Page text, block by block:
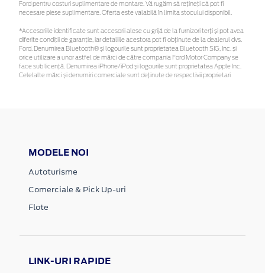
Ford pentru costuri suplimentare de montare. Vă rugăm să rețineți că pot fi
necesare piese suplimentare. Oferta este valabilă în limita stocului disponibil.
*Accesoriile identificate sunt accesorii alese cu grijă de la furnizori terți și pot avea
diferite condiții de garanție, iar detaliile acestora pot fi obținute de la dealerul dvs.
Ford. Denumirea Bluetooth® și logourile sunt proprietatea Bluetooth SIG, Inc. și
orice utilizare a unor astfel de mărci de către compania Ford Motor Company se
face sub licență. Denumirea iPhone/iPod și logourile sunt proprietatea Apple Inc.
Celelalte mărci și denumiri comerciale sunt deținute de respectivii proprietari
MODELE NOI
Autoturisme
Comerciale & Pick Up-uri
Flote
LINK-URI RAPIDE